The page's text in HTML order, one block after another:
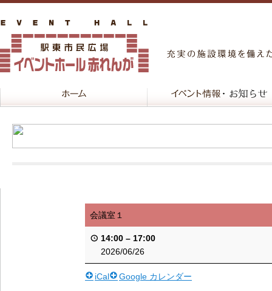
会議室１
14:00 – 17:00
2026/06/26
iCal Google カレンダー